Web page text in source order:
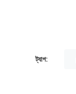
ট্যাগ: